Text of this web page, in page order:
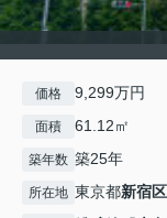
価格 9,299万円
面積 61.12㎡
築年数 築25年
所在地 東京都新宿区